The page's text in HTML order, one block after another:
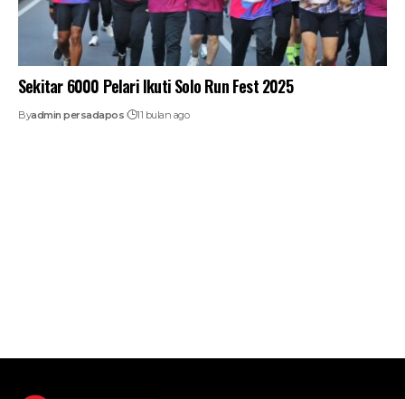
Sekitar 6000 Pelari Ikuti Solo Run Fest 2025
Byadmin persadapos 11 bulan ago